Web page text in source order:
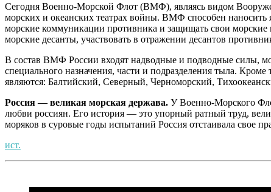
Сегодня Военно-Морской Флот (ВМФ), являясь видом
морских и океанских театрах войны. ВМФ способен наносить
морские коммуникации противника и защищать свои морские
морские десанты, участвовать в отражении десантов
В состав ВМФ России входят надводные и подводные силы,
специального назначения, части и подразделения тыла.
являются: Балтийский, Северный, Черноморский,
Россия — великая морская держава. У Военно-Морского
любви россиян. Его история — это упорный ратный труд,
моряков в суровые годы испытаний Россия отстаивала свое
ист.